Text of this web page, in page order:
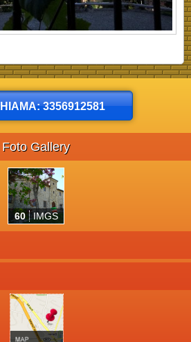
3356912581
Foto Gallery
60 IMGS